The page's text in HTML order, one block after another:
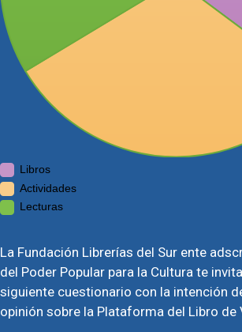
Libros
Actividades
Lecturas
La Fundación Librerías del Sur ente
del Poder Popular para la Cultura te
siguiente cuestionario con la intención
opinión sobre la Plataforma del Libro de